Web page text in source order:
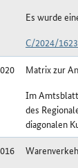
Es wurde
C/2024/1623
Matrix zur
Im Amtsblatt
des
diagonalen